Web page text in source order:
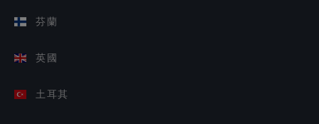
芬蘭
英國
土耳其